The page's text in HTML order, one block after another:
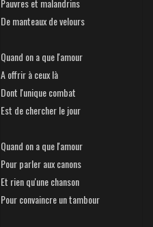
Pauvres et malandrins
De manteaux de velours
Quand on a que l'amour
A offrir à ceux là
Dont l'unique combat
Est de chercher le jour
Quand on a que l'amour
Pour parler aux canons
Et rien qu'une chanson
Pour convaincre un tambour